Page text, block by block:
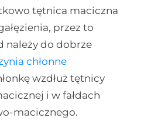
tętnica maciczna
przez to
należy do dobrze
chłonne
wzdłuż tętnicy
i w fałdach
macicznego.